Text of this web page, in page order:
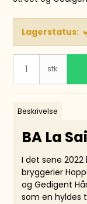
Lagerstatus:
stk.
Beskrivelse
BA La
I det sene
bryggerier
og Gedigent
som en hyldes